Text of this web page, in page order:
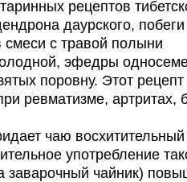
рецептов
даурского, побеги
с травой полыни
эфедры
поровну. Этот рецепт
ревматизме, артритах,
чаю
употребление
заварочный чайник)